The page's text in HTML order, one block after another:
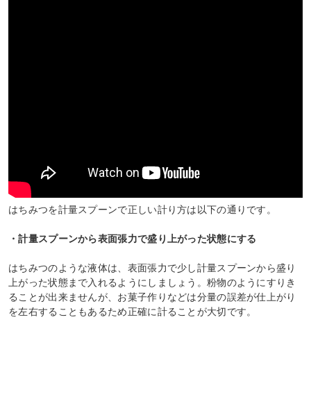
はちみつを計量スプーンで正しい計り方は以下の通りです。
・計量スプーンから表面張力で盛り上がった状態にする
はちみつのような液体は、表面張力で少し計量スプーンから盛り
上がった状態まで入れるようにしましょう。粉物のようにすりき
ることが出来ませんが、お菓子作りなどは分量の誤差が仕上がり
を左右することもあるため正確に計ることが大切です。